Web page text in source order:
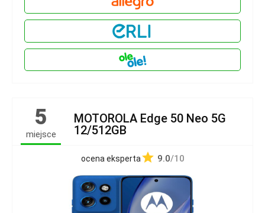
5
miejsce
MOTOROLA Edge 50 Neo 5G
12/512GB
ocena eksperta 9.0/10